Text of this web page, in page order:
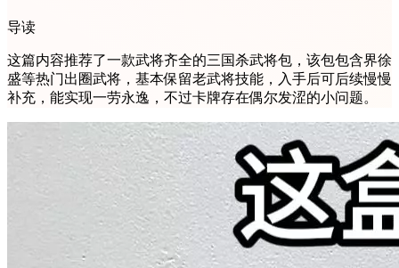
导读
这篇内容推荐了一款武将齐全的三国杀武将包，该包包含界徐
盛等热门出圈武将，基本保留老武将技能，入手后可后续慢慢
补充，能实现一劳永逸，不过卡牌存在偶尔发涩的小问题。